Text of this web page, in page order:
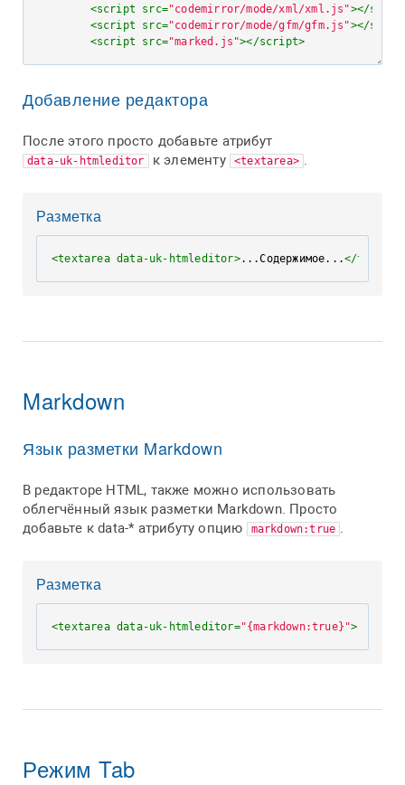
<script src="codemirror/mode/xml/xml.js"></
<script src="codemirror/mode/gfm/gfm.js"></
<script src="marked.js"></script>
< script src="htmleditor.js"
<body>
</body>
Добавление редактора
После этого просто добавьте атрибут
data-uk-htmleditor к элементу <textarea> .
Разметка
<textarea data-uk-htmleditor>...Содержимое...</
Markdown
Язык разметки Markdown
В редакторе HTML, также можно использовать
облегчённый язык разметки Markdown. Просто
добавьте к data-* атрибуту опцию
markdown:true .
Разметка
<textarea data-uk-htmleditor="{markdown:true}">
Режим Tab